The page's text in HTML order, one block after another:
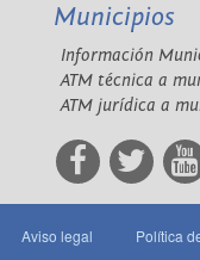
Municipios
Información
ATM técnica a
ATM jurídica a
Aviso legal Política